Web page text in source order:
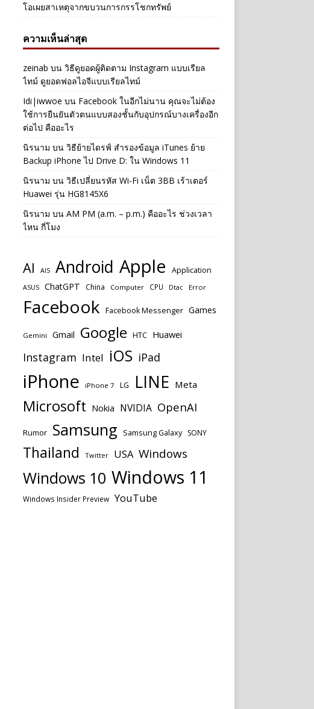
โอเผยสาเหตุจากขบวนการกรรโชกทรัพย์
ความเห็นล่าสุด
zeinab บน วิธีดูยอดผู้ติดตาม Instagram แบบเรียล
ไทม์ ดูยอดฟอลไอจีแบบเรียลไทม์
Idi|iwwoe บน Facebook ในอีกไม่นาน คุณจะไม่ต้อง
ใช้การยืนยันตัวตนแบบสองชั้นกับอุปกรณ์บางเครื่องอีก
ต่อไป คืออะไร
นิรนาม บน วิธีย้ายไดรฟ์ สำรองข้อมูล iTunes ย้าย
Backup iPhone ไป Drive D: ใน Windows 11
นิรนาม บน วิธีเปลี่ยนรหัส Wi-Fi เน็ต 3BB เร้าเตอร์
Huawei รุ่น HG8145X6
นิรนาม บน AM PM (a.m. – p.m.) คืออะไร ช่วงเวลา
ไหน กี่โมง
AI AIS Android Apple Application
ASUS ChatGPT China Computer CPU Dtac Error
Facebook Facebook Messenger Games
Gemini Gmail Google HTC Huawei
Instagram Intel iOS iPad
iPhone iPhone 7 LG LINE Meta
Microsoft Nokia NVIDIA OpenAI
Rumor Samsung Samsung Galaxy SONY
Thailand Twitter USA Windows
Windows 10 Windows 11
Windows Insider Preview YouTube